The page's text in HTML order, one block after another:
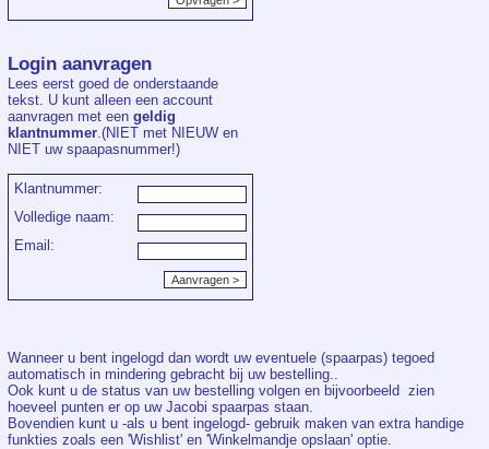
Login aanvragen
Lees eerst goed de onderstaande
tekst. U kunt alleen een account
aanvragen met een geldig
klantnummer .(NIET met NIEUW en
NIET uw spaapasnummer!)
Klantnummer:
Volledige naam:
Email:
Wanneer u bent ingelogd dan wordt uw eventuele (spaarpas) tegoed
automatisch in mindering gebracht bij uw bestelling..
Ook kunt u de status van uw bestelling volgen en bijvoorbeeld zien
hoeveel punten er op uw Jacobi spaarpas staan.
Bovendien kunt u -als u bent ingelogd- gebruik maken van extra handige
funkties zoals een 'Wishlist' en 'Winkelmandje opslaan' optie.